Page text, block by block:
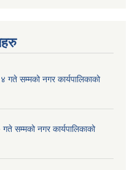
सम्मको नगर कार्यपालिकाको
सम्मको नगर कार्यपालिकाको